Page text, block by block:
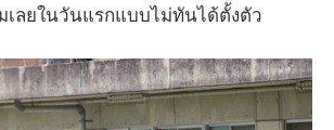
เลยในวันแรกแบบไม่ทันได้ตั้งตัว